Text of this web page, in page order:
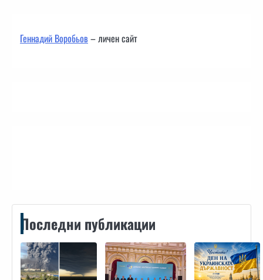
Геннадий Воробьов– личен сайт
Последни публикации